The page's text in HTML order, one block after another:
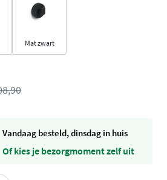
Mat zwart
vandaag besteld, dinsdag in huis
Of kies je bezorgmoment zelf uit